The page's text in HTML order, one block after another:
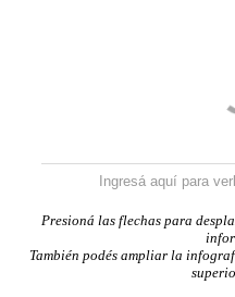
Ingresá aquí para
Presioná las flechas para
También podés ampliar la